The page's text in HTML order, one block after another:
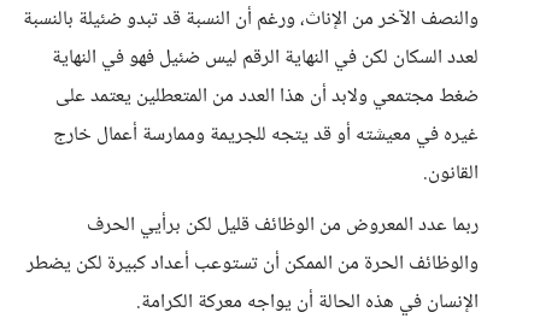
والنصف الآخر من الإناث، ورغم أن النسبة قد تبدو ضئيلة بالنسبة
لعدد السكان لكن في النهاية الرقم ليس ضئيل فهو في النهاية
ضغط مجتمعي ولابد أن هذا العدد من المتعطلين يعتمد على
غيره في معيشته أو قد يتجه للجريمة وممارسة أعمال خارج
القانون.
ربما عدد المعروض من الوظائف قليل لكن برأيي الحرف
والوظائف الحرة من الممكن أن تستوعب أعداد كبيرة لكن يضطر
الإنسان في هذه الحالة أن يواجه معركة الكرامة.